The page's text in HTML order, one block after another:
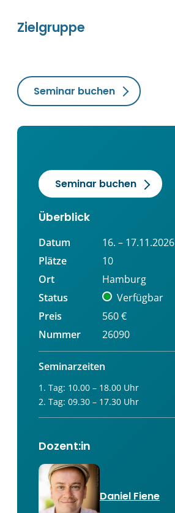
Zielgruppe
Seminar buchen
Seminar buchen
Überblick
Datum
16. – 17.11.2026
Plätze
10
Ort
Hamburg
Status
Verfügbar
Preis
560 €
Nummer
26090
Seminarzeiten
1. Tag: 10.00 – 18.00 Uhr
2. Tag: 09.30 – 17.30 Uhr
Dozent:in
Daniel Fiene